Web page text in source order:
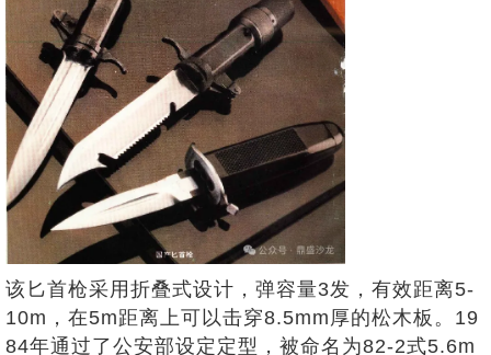
该匕首枪采用折叠式设计，弹容量3发，有效距离5-
10m，在5m距离上可以击穿8.5mm厚的松木板。19
84年通过了公安部设定定型，被命名为82-2式5.6m